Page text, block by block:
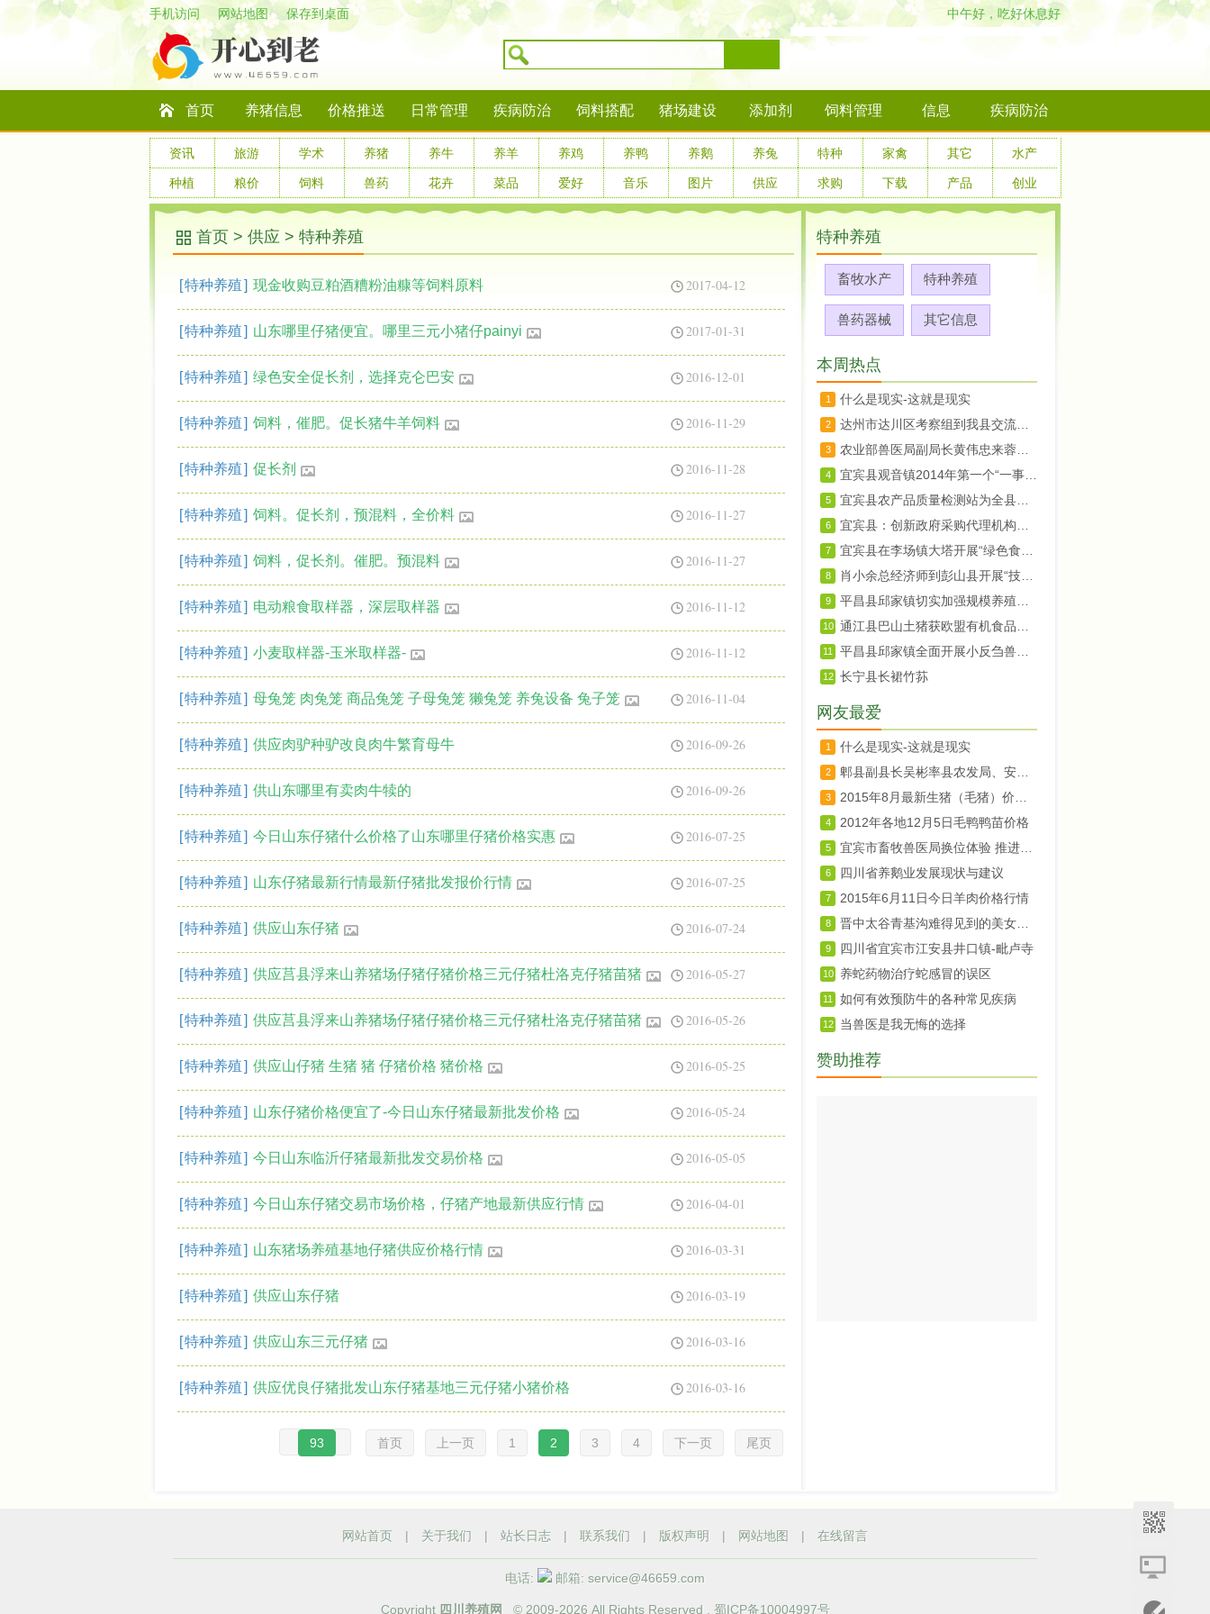
手机访问 网站地图 保存到桌面 中午好，吃好休息好
首页 养猪信息 价格推送 日常管理 疾病防治 饲料搭配 猪场建设 添加剂 饲料管理 信息 疾病防治
资讯 旅游 学术 养猪 养牛 养羊 养鸡 养鸭 养鹅 养兔 特种 家禽 其它 水产
种植 粮价 饲料 兽药 花卉 菜品 爱好 音乐 图片 供应 求购 下载 产品 创业
首页 > 供应 > 特种养殖
[特种养殖] 现金收购豆粕酒糟粉油糠等饲料原料 2017-04-12
[特种养殖] 山东哪里仔猪便宜。哪里三元小猪仔painyi 2017-01-31
[特种养殖] 绿色安全促长剂，选择克仑巴安 2016-12-01
[特种养殖] 饲料，催肥。促长猪牛羊饲料 2016-11-29
[特种养殖] 促长剂 2016-11-28
[特种养殖] 饲料。促长剂，预混料，全价料 2016-11-27
[特种养殖] 饲料，促长剂。催肥。预混料 2016-11-27
[特种养殖] 电动粮食取样器，深层取样器 2016-11-12
[特种养殖] 小麦取样器-玉米取样器- 2016-11-12
[特种养殖] 母兔笼 肉兔笼 商品兔笼 子母兔笼 獭兔笼 养兔设备 兔子笼 2016-11-04
[特种养殖] 供应肉驴种驴改良肉牛繁育母牛 2016-09-26
[特种养殖] 供山东哪里有卖肉牛犊的 2016-09-26
[特种养殖] 今日山东仔猪什么价格了山东哪里仔猪价格实惠 2016-07-25
[特种养殖] 山东仔猪最新行情最新仔猪批发报价行情 2016-07-25
[特种养殖] 供应山东仔猪 2016-07-24
[特种养殖] 供应莒县浮来山养猪场仔猪仔猪价格三元仔猪杜洛克仔猪苗猪 2016-05-27
[特种养殖] 供应莒县浮来山养猪场仔猪仔猪价格三元仔猪杜洛克仔猪苗猪 2016-05-26
[特种养殖] 供应山仔猪 生猪 猪 仔猪价格 猪价格 2016-05-25
[特种养殖] 山东仔猪价格便宜了-今日山东仔猪最新批发价格 2016-05-24
[特种养殖] 今日山东临沂仔猪最新批发交易价格 2016-05-05
[特种养殖] 今日山东仔猪交易市场价格，仔猪产地最新供应行情 2016-04-01
[特种养殖] 山东猪场养殖基地仔猪供应价格行情 2016-03-31
[特种养殖] 供应山东仔猪 2016-03-19
[特种养殖] 供应山东三元仔猪 2016-03-16
[特种养殖] 供应优良仔猪批发山东仔猪基地三元仔猪小猪价格 2016-03-16
93 首页 上一页 1 2 3 4 下一页 尾页
特种养殖
畜牧水产 特种养殖
兽药器械 其它信息
本周热点
1 什么是现实-这就是现实
2
3
4
5
6
7
8
9
10
11
12 长宁县长裙竹荪
网友最爱
1 什么是现实-这就是现实
2
3
4 2012年各地12月5日毛鸭鸭苗价格
5
6 四川省养鹅业发展现状与建议
7 2015年6月11日今日羊肉价格行情
8
9 四川省宜宾市江安县井口镇-毗卢寺
10 养蛇药物治疗蛇感冒的误区
11 如何有效预防牛的各种常见疾病
12 当兽医是我无悔的选择
赞助推荐
网站首页 | 关于我们 | 站长日志 | 联系我们 | 版权声明 | 网站地图 | 在线留言
电话: 邮箱: service@46659.com
Copyright 四川养殖网 © 2009-2026 All Rights Reserved . 蜀ICP备10004997号